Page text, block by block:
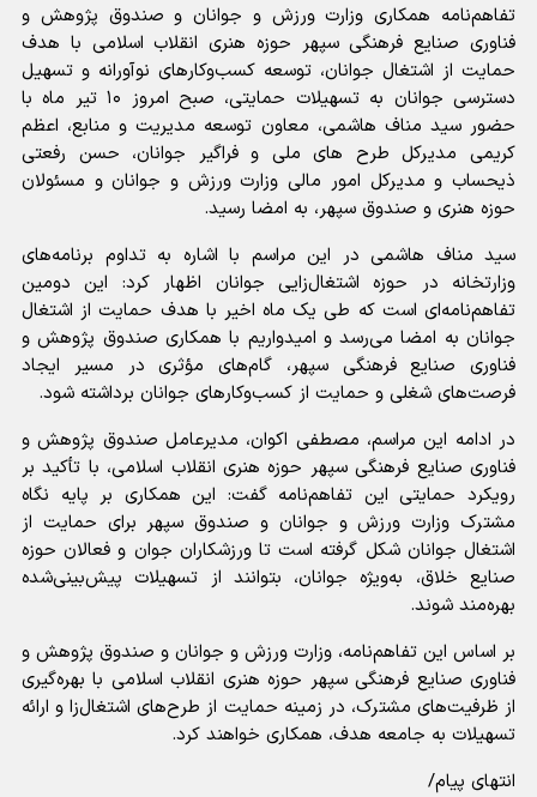
تفاهم‌نامه همکاری وزارت ورزش و جوانان و صندوق پژوهش و
فناوری صنایع فرهنگی سپهر حوزه هنری انقلاب اسلامی با هدف
حمایت از اشتغال جوانان، توسعه کسب‌وکارهای نوآورانه و تسهیل
دسترسی جوانان به تسهیلات حمایتی، صبح امروز ۱۰ تیر ماه با
حضور سید مناف هاشمی، معاون توسعه مدیریت و منابع، اعظم
کریمی مدیرکل طرح های ملی و فراگیر جوانان، حسن رفعتی
ذیحساب و مدیرکل امور مالی وزارت ورزش و جوانان و مسئولان
حوزه هنری و صندوق سپهر، به امضا رسید.
سید مناف هاشمی در این مراسم با اشاره به تداوم برنامه‌های
وزارتخانه در حوزه اشتغال‌زایی جوانان اظهار کرد: این دومین
تفاهم‌نامه‌ای است که طی یک ماه اخیر با هدف حمایت از اشتغال
جوانان به امضا می‌رسد و امیدواریم با همکاری صندوق پژوهش و
فناوری صنایع فرهنگی سپهر، گام‌های مؤثری در مسیر ایجاد
فرصت‌های شغلی و حمایت از کسب‌وکارهای جوانان برداشته شود.
در ادامه این مراسم، مصطفی اکوان، مدیرعامل صندوق پژوهش و
فناوری صنایع فرهنگی سپهر حوزه هنری انقلاب اسلامی، با تأکید بر
رویکرد حمایتی این تفاهم‌نامه گفت: این همکاری بر پایه نگاه
مشترک وزارت ورزش و جوانان و صندوق سپهر برای حمایت از
اشتغال جوانان شکل گرفته است تا ورزشکاران جوان و فعالان حوزه
صنایع خلاق، به‌ویژه جوانان، بتوانند از تسهیلات پیش‌بینی‌شده
بهره‌مند شوند.
بر اساس این تفاهم‌نامه، وزارت ورزش و جوانان و صندوق پژوهش و
فناوری صنایع فرهنگی سپهر حوزه هنری انقلاب اسلامی با بهره‌گیری
از ظرفیت‌های مشترک، در زمینه حمایت از طرح‌های اشتغال‌زا و ارائه
تسهیلات به جامعه هدف، همکاری خواهند کرد.
انتهای پیام/